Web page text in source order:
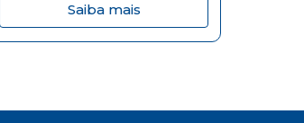
Saiba mais